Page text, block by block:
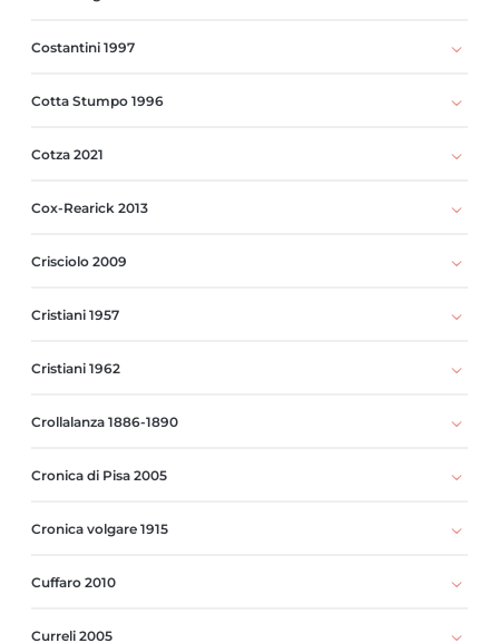
Costantini 1997
Cotta Stumpo 1996
Cotza 2021
Cox-Rearick 2013
Crisciolo 2009
Cristiani 1957
Cristiani 1962
Crollalanza 1886-1890
Cronica di Pisa 2005
Cronica volgare 1915
Cuffaro 2010
Curreli 2005